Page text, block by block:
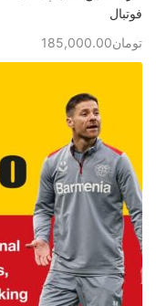
فوتبال
تومان185,000.00